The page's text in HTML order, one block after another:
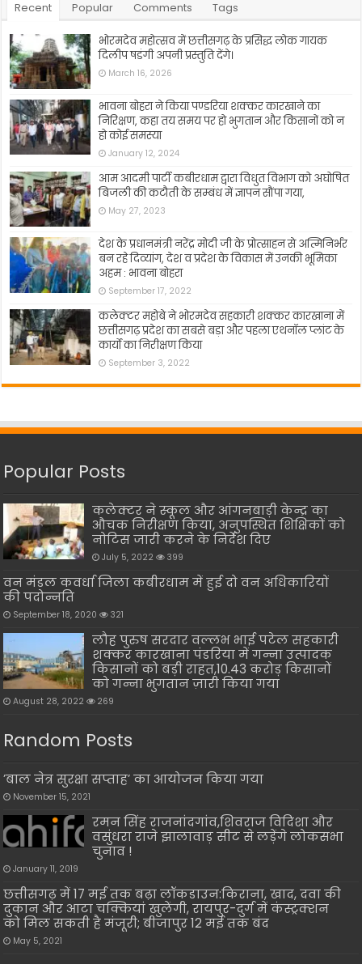
Recent Popular Comments Tags
भोरमदेव महोत्सव में छत्तीसगढ़ के प्रसिद्ध लोक गायक
दिलीप षडंगी अपनी प्रस्तुति देंगे।
March 16, 2026
भावना बोहरा ने किया पण्डरिया शक्कर कारखाने का
निरिक्षण, कहा तय समय पर हो भुगतान और किसानों को न
हो कोई समस्या
January 12, 2024
आम आदमी पार्टी कबीरधाम द्वारा विधुत विभाग को अघोषित
बिजली की कटौती के सम्बंध में ज्ञापन सौंपा गया,
May 27, 2023
देश के प्रधानमंत्री नरेंद्र मोदी जी के प्रोत्साहन से अत्मिनिर्भर
बन रहे दिव्यांग, देश व प्रदेश के विकास में उनकी भूमिका
अहम : भावना बोहरा
September 17, 2022
कलेक्टर महोबे ने भोरमदेव सहकारी शक्कर कारखाना में
छत्तीसगढ़ प्रदेश का सबसे बड़ा और पहला एथनॉल प्लांट के
कार्यो का निरीक्षण किया
September 3, 2022
Popular Posts
कलेक्टर ने स्कूल और आंगनबाड़ी केन्द्र का
औचक निरीक्षण किया, अनुपस्थित शिक्षिकों को
नोटिस जारी करने के निर्देश दिए
July 5, 2022 399
वन मंडल कवर्धा जिला कबीरधाम में हुई दो वन अधिकारियों
की पदोन्नति
September 18, 2020 321
लौह पुरुष सरदार वल्लभ भाई पटेल सहकारी
शक्कर कारखाना पंडरिया में गन्ना उत्पादक
किसानों को बड़ी राहत,10.43 करोड़ किसानों
को गन्ना भुगतान ज़ारी किया गया
August 28, 2022 269
Random Posts
’बाल नेत्र सुरक्षा सप्ताह’ का आयोजन किया गया
November 15, 2021
रमन सिंह राजनांदगांव,शिवराज विदिशा और
वसुंधरा राजे झालावाड़ सीट से लड़ेंगे लोकसभा
चुनाव !
January 11, 2019
छत्तीसगढ़ में 17 मई तक बढ़ा लॉकडाउन:किराना, खाद, दवा की
दुकान और आटा चक्कियां खुलेंगी, रायपुर-दुर्ग में कंस्ट्रक्शन
को मिल सकती है मंजूरी; बीजापुर 12 मई तक बंद
May 5, 2021